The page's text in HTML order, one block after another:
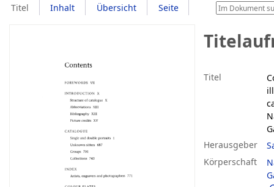
Titel Inhalt Übersicht Seite
Titel
Herausgeber
Körperschaft